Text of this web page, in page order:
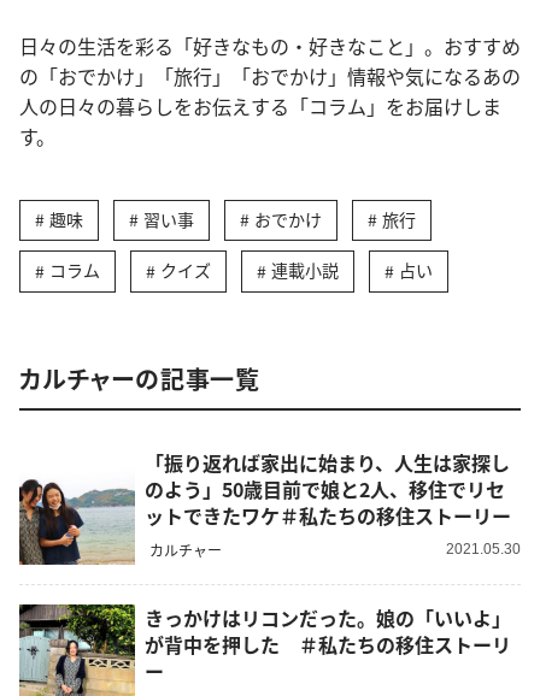
日々の生活を彩る「好きなもの・好きなこと」。おすすめ
の「おでかけ」「旅行」「おでかけ」情報や気になるあの
人の日々の暮らしをお伝えする「コラム」をお届けしま
す。
趣味 習い事 おでかけ 旅行
コラム クイズ 連載小説 占い
カルチャーの記事一覧
「振り返れば家出に始まり、人生は家探し
のよう」50歳目前で娘と2人、移住でリセ
ットできたワケ＃私たちの移住ストーリー
カルチャー 2021.05.30
きっかけはリコンだった。娘の「いいよ」
が背中を押した ＃私たちの移住ストーリ
ー